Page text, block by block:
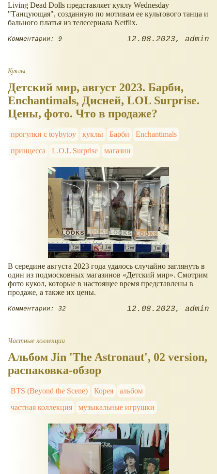
Living Dead Dolls представляет куклу Wednesday
"Танцующая", созданную по мотивам ее культового танца и
бального платья из телесериала Netflix.
Комментарии: 9 12.08.2023 admin
Куклы
Детский мир, август 2023. Барби,
Enchantimals, Дисней, LOL Surprise.
Цены, фото. Что в продаже?
прогулки с toybytoy куклы Барби
Enchantimals
принцесса
L.O.L Surprise магазин
В середине августа 2023 года удалось случайно заглянуть в
один из подмосковных магазинов
Детский мир . Смотрим
фото кукол, которые в настоящее время представлены в
продаже, а также их цены.
Комментарии: 32 12.08.2023 admin
Частные коллекции
Альбом Jin 'The Astronaut', 02 version,
распаковка-обзор
BTS (Beyond the Scene) Корея
альбом
частная коллекция
музыкальные игрушки